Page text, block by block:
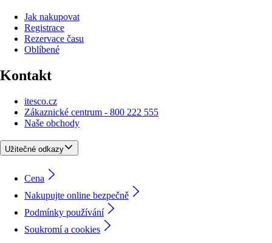
Jak nakupovat
Registrace
Rezervace času
Oblíbené
Kontakt
itesco.cz
Zákaznické centrum - 800 222 555
Naše obchody
Užitečné odkazy
Cena
Nakupujte online bezpečně
Podmínky používání
Soukromí a cookies